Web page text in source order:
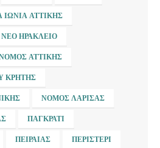
ΙΩΝΊΑ ΑΤΤΙΚΉΣ
ΝΈΟ ΗΡΆΚΛΕΙΟ
ΑΤΤΙΚΉΣ
ΚΡΉΤΗΣ
ΝΟΜΌΣ ΛΆΡΙΣΑΣ
ΠΑΓΚΡΆΤΙ
ΠΕΙΡΑΙΆΣ ΠΕΡΙΣΤΈΡΙ